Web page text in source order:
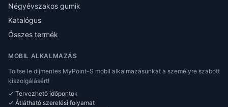
Négyévszakos gumik
Katalógus
Összes termék
MOBIL ALKALMAZÁS
Töltse le díjmentes MyPoint-S mobil alkalmazásunkat a személyre szabott
kiszolgálásért!
✓ Tervezhető időpontok
✓ Átlátható szerelési folyamat